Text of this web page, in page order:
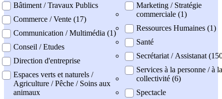
Bâtiment / Travaux Publics
Commerce / Vente (17)
Communication / Multimédia (1)
Conseil / Etudes
Direction d'entreprise
Espaces verts et naturels /
Agriculture / Pêche / Soins aux
animaux
Marketing / Stratégie
commerciale (1)
Ressources Humaines (1)
Santé
Secrétariat / Assistanat
Services à la personne / à la
collectivité (6)
Spectacle